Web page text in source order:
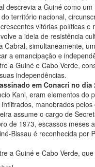
descrevia a Guiné como
território nacional,
vitórias políticas
a ideia de resistência
Cabral, simultaneamente,
a emancipação e
a Guiné e Cabo Verde,
independências.
em Conacri no dia
Kani, eram elementos do
manobrados
assume o cargo de
de 1973, escassos meses
Bissau é reconhecida por
a Guiné e Cabo Verde,